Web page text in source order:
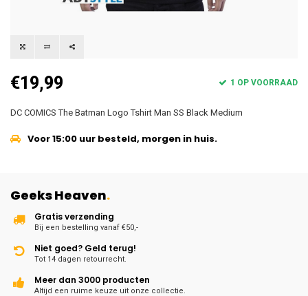
€19,99 1 OP VOORRAAD
DC COMICS The Batman Logo Tshirt Man SS Black Medium
Voor 15:00 uur besteld, morgen in huis.
Geeks Heaven.
Gratis verzending
Bij een bestelling vanaf €50,-
Niet goed? Geld terug!
Tot 14 dagen retourrecht.
Meer dan 3000 producten
Altijd een ruime keuze uit onze collectie.